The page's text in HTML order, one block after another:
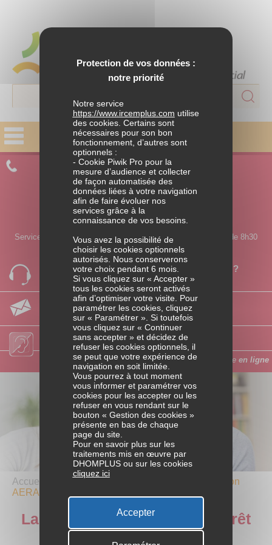
Parentalité
Situations de ruptures
Accès au logement
Travaux et aménagements
Charges liées au logement
PROFESSIONNELLES
Variations d’activités
Dépenses liées au travail
Parcours professionnel
RETRAITE ET BIEN VIEILLIR
Passage à la retraite
CONTACTEZ UN CONSEILLER
APPELEZ-NOUS
0 980 980 990
Service ouvert du lundi au jeudi de 8h30 à 18h et le vendredi de 8h30
à 17h30.
Vous souhaitez être rappelé par un conseiller ?
Laissez-nous vos coordonnées
Par email
Posez-nous votre question
Accès personnes sourdes ou malentendantes
Faites votre demande d’aide en ligne
Accueil / Habitat /
La convention
AERAS pour prêt ou crédit
La convention AERAS pour prêt
ou crédit
Protection de vos données :
notre priorité
Notre service
https://www.ircemplus.com utilise
des cookies. Certains sont
nécessaires pour son bon
fonctionnement, d’autres sont
optionnels :
- Cookie Piwik Pro pour la
mesure d’audience et collecter
de façon automatisée des
données liées à votre navigation
afin de faire évoluer nos
services grâce à la
connaissance de vos besoins.
Vous avez la possibilité de
choisir les cookies optionnels
autorisés. Nous conserverons
votre choix pendant 6 mois.
Si vous cliquez sur « Accepter »
tous les cookies seront activés
afin d’optimiser votre visite. Pour
paramétrer les cookies, cliquez
sur « Paramétrer ». Si toutefois
vous cliquez sur « Continuer
sans accepter » et décidez de
refuser les cookies optionnels, il
se peut que votre expérience de
navigation en soit limitée.
Vous pourrez à tout moment
vous informer et paramétrer vos
cookies pour les accepter ou les
refuser en vous rendant sur le
bouton « Gestion des cookies »
présente en bas de chaque
page du site.
Pour en savoir plus sur les
traitements mis en œuvre par
DHOMPLUS ou sur les cookies
cliquez ici
Accepter